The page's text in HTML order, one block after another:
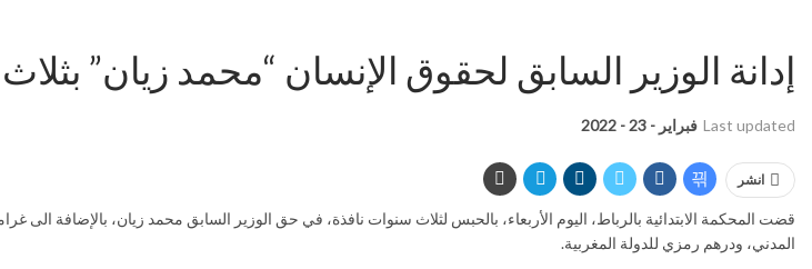
إدانة الوزير السابق لحقوق الإنسان “محمد زيان”
Last updated فبراير - 23 - 2022
انشر
المدني، ودرهم رمزي للدولة المغربية.